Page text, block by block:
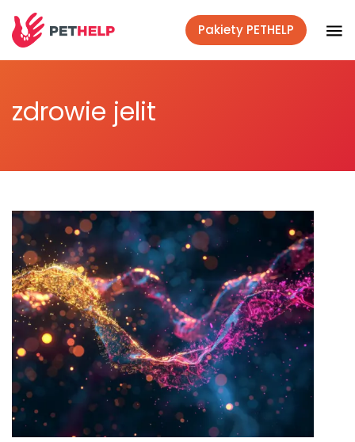
Akcje społeczne
Polecane
Pakiety PETHELP
zdrowie jelit